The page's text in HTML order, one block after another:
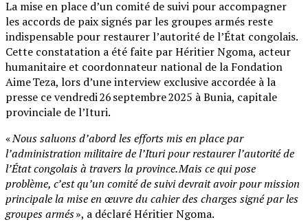
La mise en place d’un comité de suivi pour accompagner
les accords de paix signés par les groupes armés reste
indispensable pour restaurer l’autorité de l’État congolais.
Cette constatation a été faite par Héritier Ngoma, acteur
humanitaire et coordonnateur national de la Fondation
Aime Teza, lors d’une interview exclusive accordée à la
presse ce vendredi 26 septembre 2025 à Bunia, capitale
provinciale de l’Ituri.
«Nous saluons d’abord les efforts mis en place par
l’administration militaire de l’Ituri pour restaurer l’autorité de
l’État congolais à travers la province. Mais ce qui pose
problème, c’est qu’un comité de suivi devrait avoir pour mission
principale la mise en œuvre du cahier des charges signé par les
groupes armés», a déclaré Héritier Ngoma.